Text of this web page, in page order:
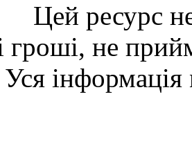
Цей ресурс
гроші, не